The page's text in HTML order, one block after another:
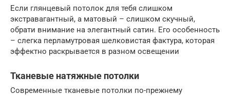
Если глянцевый потолок для тебя слишком
экстравагантный, а матовый – слишком скучный,
обрати внимание на элегантный сатин. Его особенность
– слегка перламутровая шелковистая фактура, которая
эффектно раскрывается в разном освещении
Тканевые натяжные потолки
Современные тканевые потолки по-прежнему